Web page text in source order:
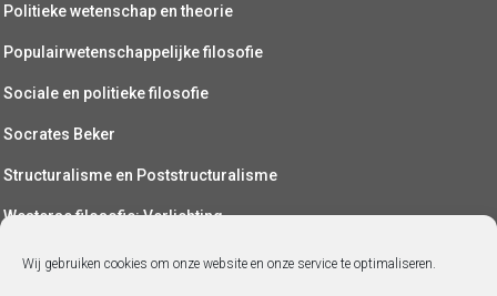
Wij gebruiken cookies om onze website en onze service te optimaliseren.
Politieke wetenschap en theorie
Populairwetenschappelijke filosofie
Sociale en politieke filosofie
Socrates Beker
Structuralisme en Poststructuralisme
Westerse filosofie: Verlichting
Wetenschapsfilosofie